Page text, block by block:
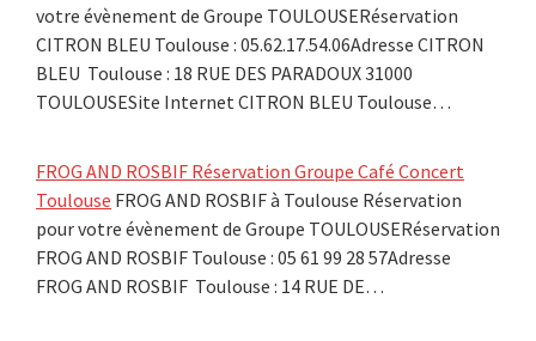
votre évènement de Groupe TOULOUSERéservation
CITRON BLEU Toulouse : 05.62.17.54.06Adresse CITRON
BLEU Toulouse : 18 RUE DES PARADOUX 31000
TOULOUSESite Internet CITRON BLEU Toulouse…
FROG AND ROSBIF Réservation Groupe Café Concert
Toulouse FROG AND ROSBIF à Toulouse Réservation
pour votre évènement de Groupe TOULOUSERéservation
FROG AND ROSBIF Toulouse : 05 61 99 28 57Adresse
FROG AND ROSBIF Toulouse : 14 RUE DE…